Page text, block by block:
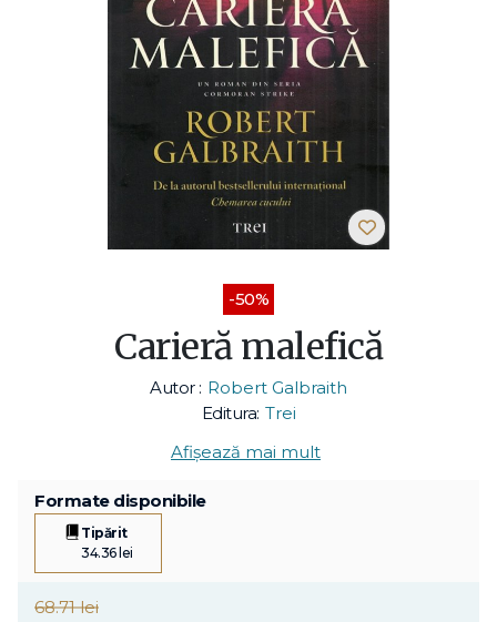
-50%
Carieră malefică
Autor : Robert Galbraith
Editura: Trei
Afișează mai mult
Formate disponibile
Tipărit
34.36 lei
68.71 lei